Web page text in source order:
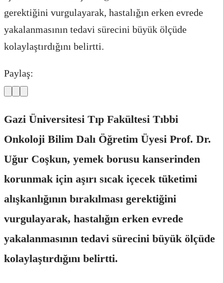
gerektiğini vurgulayarak, hastalığın erken evrede
yakalanmasının tedavi sürecini büyük ölçüde
kolaylaştırdığını belirtti.
Paylaş:
Gazi Üniversitesi Tıp Fakültesi Tıbbi
Onkoloji Bilim Dalı Öğretim Üyesi Prof. Dr.
Uğur Coşkun, yemek borusu kanserinden
korunmak için aşırı sıcak içecek tüketimi
alışkanlığının bırakılması gerektiğini
vurgulayarak, hastalığın erken evrede
yakalanmasının tedavi sürecini büyük ölçüde
kolaylaştırdığını belirtti.